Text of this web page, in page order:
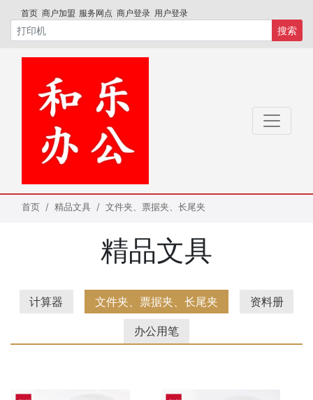
首页 商户加盟 服务网点 商户登录 用户登录
搜索
首页 精品文具 文件夹、票据夹、长尾夹
精品文具
计算器 文件夹、票据夹、长尾夹 资料册
办公用笔